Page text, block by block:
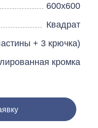
600х600
Квадрат
+ 3 крючка)
кромка